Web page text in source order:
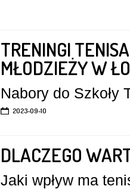
TRENINGI
MŁODZIEŻY W
Nabory do Szkoły
2023-09-10
DLACZEGO
Jaki wpływ ma